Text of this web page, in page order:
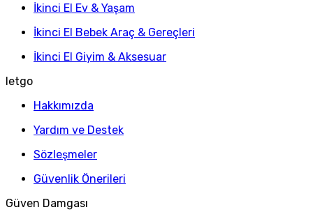
İkinci El Ev & Yaşam
İkinci El Bebek Araç & Gereçleri
İkinci El Giyim & Aksesuar
letgo
Hakkımızda
Yardım ve Destek
Sözleşmeler
Güvenlik Önerileri
Güven Damgası